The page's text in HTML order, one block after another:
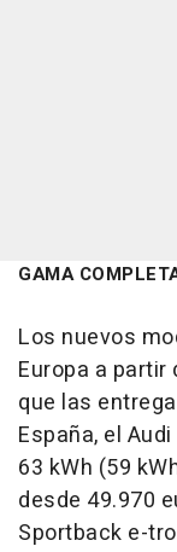
GAMA
Los nuevos
Europa a partir
que las
España, el
63 kWh (59
desde 49.970
Sportback e-